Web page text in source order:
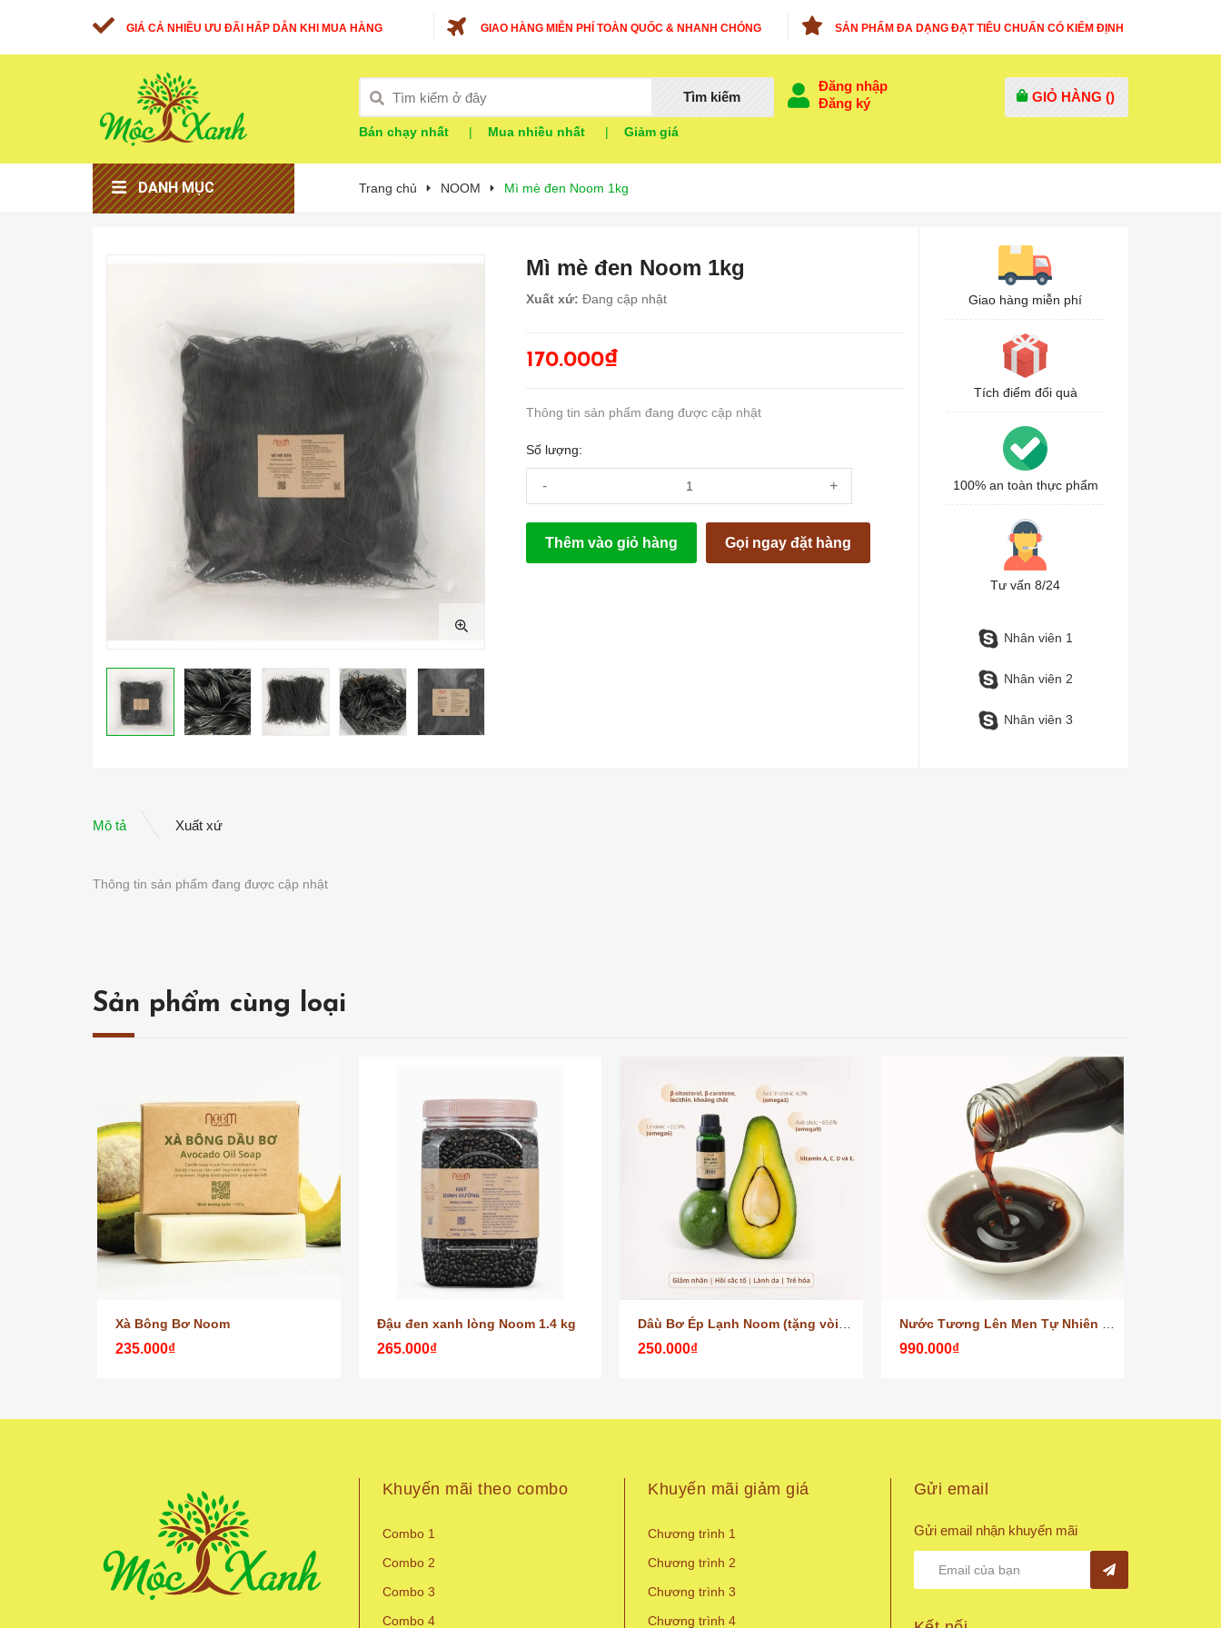
GIÁ CẢ NHIỀU ƯU ĐÃI HẤP DẪN KHI MUA HÀNG GIAO HÀNG MIỄN PHÍ TOÀN QUỐC & NHANH CHÓNG SẢN PHẨM ĐA DẠNG ĐẠT TIÊU CHUẨN CÓ KIỂM ĐỊNH
Tìm kiếm
Bán chạy nhất | Mua nhiều nhất | Giảm giá
Đăng nhập
Đăng ký
GIỎ HÀNG ()
DANH MỤC Trang chủ NOOM Mì mè đen Noom 1kg
Mì mè đen Noom 1kg
Xuất xứ:Đang cập nhật
170.000₫
Thông tin sản phẩm đang được cập nhật
Số lượng:
- +
Thêm vào giỏ hàng Gọi ngay đặt hàng
Giao hàng miễn phí
Tích điểm đổi quà
100% an toàn thực phẩm
Tư vấn 8/24
Nhân viên 1
Nhân viên 2
Nhân viên 3
Mô tả Xuất xứ
Thông tin sản phẩm đang được cập nhật
Sản phẩm cùng loại
Xà Bông Bơ Noom
235.000₫
Đậu đen xanh lòng Noom 1.4 kg
265.000₫ 250.000₫ 990.000₫
Khuyến mãi theo combo
Combo 1
Combo 2
Combo 3
Combo 4
Khuyến mãi giảm giá
Chương trình 1
Chương trình 2
Chương trình 3
Chương trình 4
Gửi email
Gửi email nhận khuyến mãi